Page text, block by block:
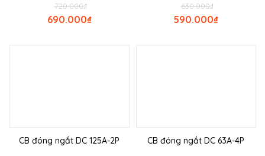
₫
720.000
₫
690.000
₫
630.000
₫
590.000
CB đóng ngắt DC 125A-2P CB đóng ngắt DC 63A-4P